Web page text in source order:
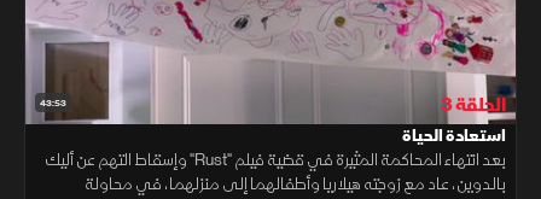
43:53 الحلقة 3
استعادة الحياة
بعد انتهاء المحاكمة المثيرة في قضية فيلم "Rust" وإسقاط التهم عن أليك
بالدوين، عاد مع زوجته هيلاريا وأطفالهما إلى منزلهما، في محاولة